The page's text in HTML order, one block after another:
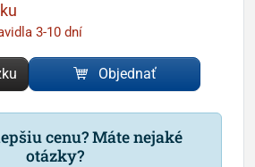
3-10 dní
Objednať
cenu? Máte nejaké
otázky?